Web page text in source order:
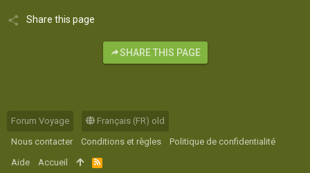
Share this page
SHARE THIS PAGE
Forum Voyage
Français (FR) old
Nous contacter
Conditions et règles
Politique de confidentialité
Aide
Accueil
R